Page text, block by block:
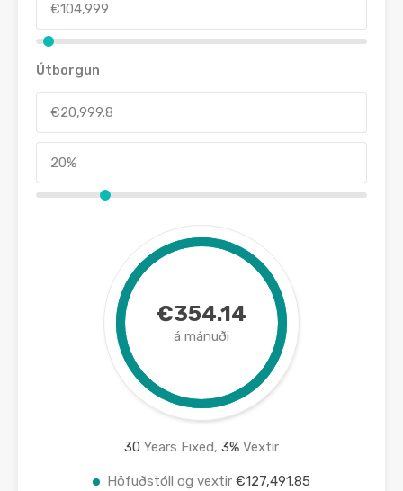
Útborgun
€354.14
á mánuði
30 Years Fixed, 3% Vextir
Höfuðstóll og vextir €127,491.85